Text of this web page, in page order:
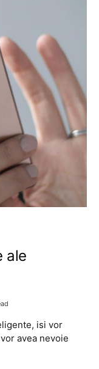
ale
isi vor
avea nevoie